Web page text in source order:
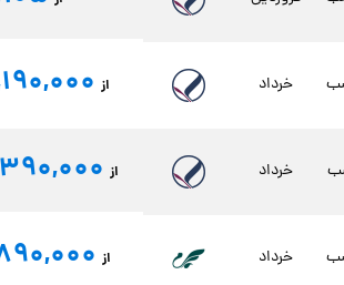
خرداد از
خرداد از
خرداد از